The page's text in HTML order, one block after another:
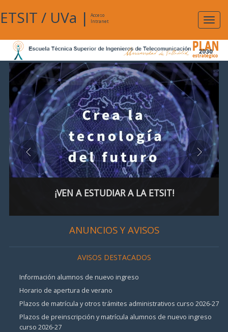
ETSIT / UVa |
Acceso
Intranet
¡VEN A ESTUDIAR A LA ETSIT!
ANUNCIOS Y AVISOS
AVISOS DESTACADOS
Información alumnos de nuevo ingreso
Horario de apertura de verano
Plazos de matrícula y otros trámites administrativos curso 2026-27
Plazos de preinscripción y matrícula alumnos de nuevo ingreso
curso 2026-27